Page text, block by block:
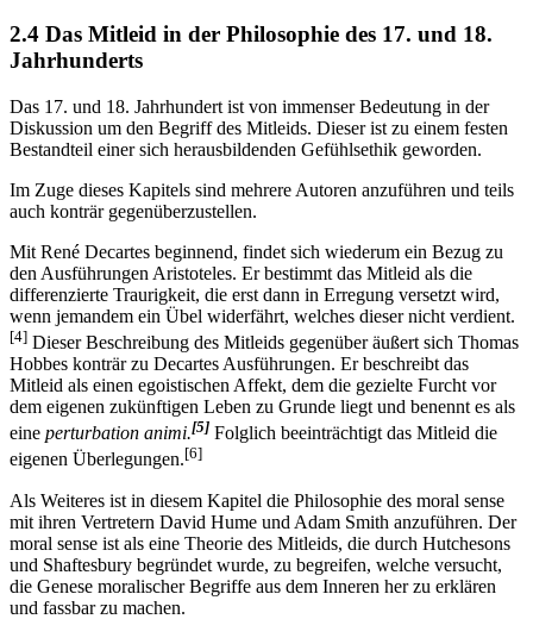
2.4 Das Mitleid in der Philosophie des 17. und 18.
Jahrhunderts
Das 17. und 18. Jahrhundert ist von immenser Bedeutung in der
Diskussion um den Begriff des Mitleids. Dieser ist zu einem festen
Bestandteil einer sich herausbildenden Gefühlsethik geworden.
Im Zuge dieses Kapitels sind mehrere Autoren anzuführen und teils
auch konträr gegenüberzustellen.
Mit René Decartes beginnend, findet sich wiederum ein Bezug zu
den Ausführungen Aristoteles. Er bestimmt das Mitleid als die
differenzierte Traurigkeit, die erst dann in Erregung versetzt wird,
wenn jemandem ein Übel widerfährt, welches dieser nicht verdient.
[4] Dieser Beschreibung des Mitleids gegenüber äußert sich Thomas
Hobbes konträr zu Decartes Ausführungen. Er beschreibt das
Mitleid als einen egoistischen Affekt, dem die gezielte Furcht vor
dem eigenen zukünftigen Leben zu Grunde liegt und benennt es als
eine perturbation animi.[5] Folglich beeinträchtigt das Mitleid die
eigenen Überlegungen.[6]
Als Weiteres ist in diesem Kapitel die Philosophie des moral sense
mit ihren Vertretern David Hume und Adam Smith anzuführen. Der
moral sense ist als eine Theorie des Mitleids, die durch Hutchesons
und Shaftesbury begründet wurde, zu begreifen, welche versucht,
die Genese moralischer Begriffe aus dem Inneren her zu erklären
und fassbar zu machen.